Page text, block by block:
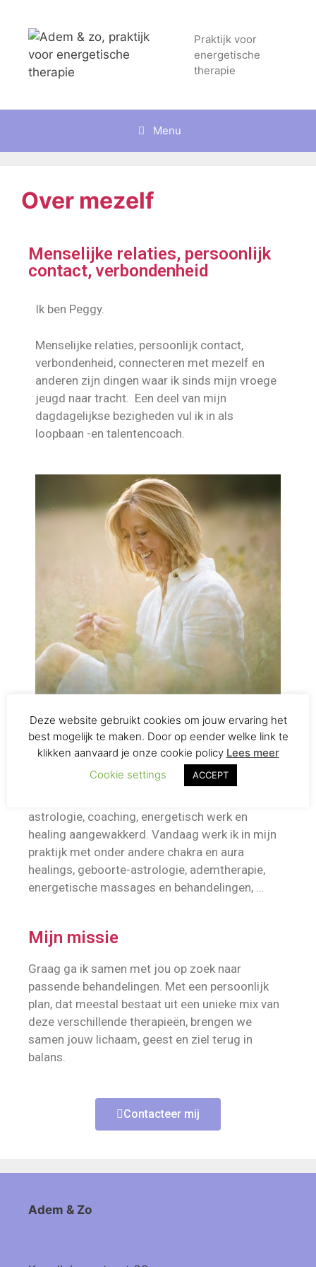
Praktijk voor
energetische
therapie
Menu
Over mezelf
Menselijke relaties, persoonlijk
contact, verbondenheid
Ik ben Peggy.
Menselijke relaties, persoonlijk contact,
verbondenheid, connecteren met mezelf en
anderen zijn dingen waar ik sinds mijn vroege
jeugd naar tracht. Een deel van mijn
dagdagelijkse bezigheden vul ik in als
loopbaan -en talentencoach.
Mijn passie
Fijne maar ook minder fijne ervaringen,
astrologie, coaching, energetisch werk en
healing aangewakkerd. Vandaag werk ik in mijn
praktijk met onder andere chakra en aura
healings, geboorte-astrologie, ademtherapie,
energetische massages en behandelingen, …
Mijn missie
Graag ga ik samen met jou op zoek naar
passende behandelingen. Met een persoonlijk
plan, dat meestal bestaat uit een unieke mix van
deze verschillende therapieën, brengen we
samen jouw lichaam, geest en ziel terug in
balans.
Contacteer mij
Adem & Zo
Deze website gebruikt cookies om jouw ervaring het
best mogelijk te maken. Door op eender welke link te
klikken aanvaard je onze cookie policy Lees meer
Cookie settings
ACCEPT